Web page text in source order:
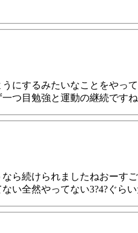
にするみたいなことをや
つ目勉強と運動の継続です
ら続けられましたねおー
い全然やってない3?4?ぐら